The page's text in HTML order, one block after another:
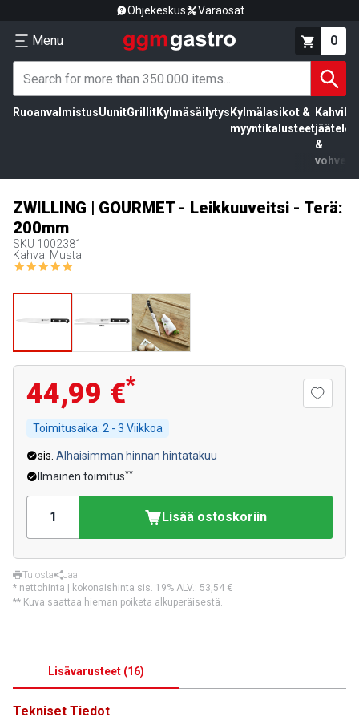
Ohjekeskus Varaosat
Menu 0
RuoanvalmistusUunitGrillitKylmäsäilytys Kylmälasikot &
myyntikalusteet
Kahvila,
jäätelö
&
vohvelit
ZWILLING | GOURMET - Leikkuuveitsi - Terä:
200mm
SKU 1002381
Kahva: Musta
44,99 €*
Toimitusaika: 2 - 3 Viikkoa
sis. Alhaisimman hinnan hintatakuu
Ilmainen toimitus**
Lisää ostoskoriin
Tulosta
Jaa
* nettohinta | kokonaishinta sis. 19% ALV.: 53,54 €
** Kuva saattaa hieman poiketa alkuperäisestä.
Lisävarusteet (16)
Tekniset Tiedot